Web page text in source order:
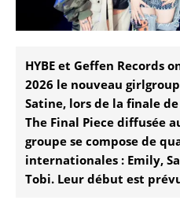
HYBE et Geffen Records
2026 le nouveau
Satine, lors de la finale
The Final Piece diffusée
groupe se compose de
internationales : Emily,
Tobi. Leur début est